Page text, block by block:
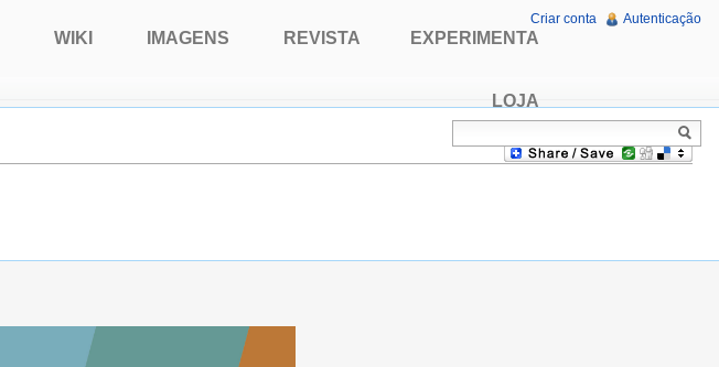
WIKI IMAGENS REVISTA EXPERIMENTA
LOJA
Criar conta Autenticação